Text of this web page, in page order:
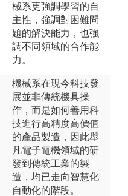
械系更強調學習的自
主性，強調對困難問
題的解決能力，也強
調不同領域的合作能
力。
機械系在現今科技發
展並非傳統機具操
作，而是如何善用科
技進行高精度高價值
的產品製造，因此舉
凡電子電機領域的研
發到傳統工業的製
造，均已走向智慧化
自動化的階段。